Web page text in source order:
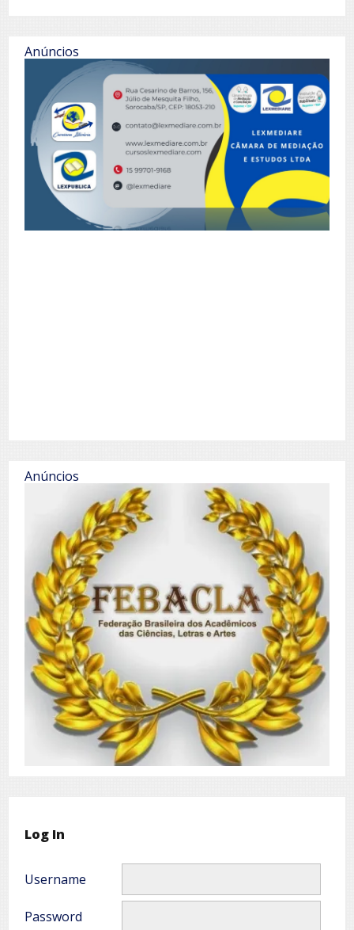
Anúncios
Anúncios
Log In
Username
Password